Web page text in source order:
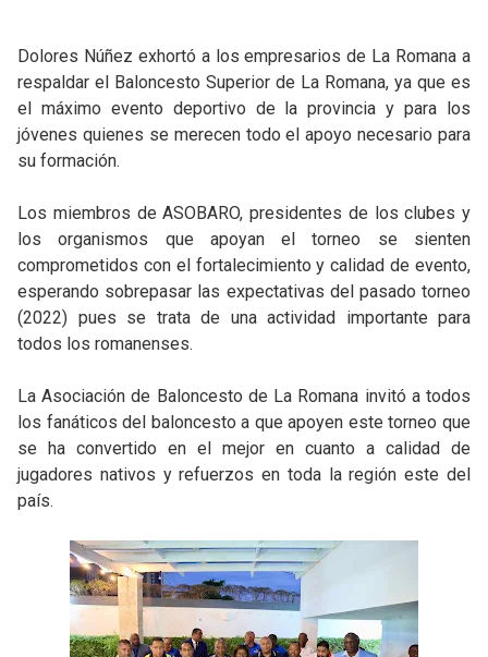
Dolores Núñez exhortó a los empresarios de La Romana a
respaldar el Baloncesto Superior de La Romana, ya que es
el máximo evento deportivo de la provincia y para los
jóvenes quienes se merecen todo el apoyo necesario para
su formación.
Los miembros de ASOBARO, presidentes de los clubes y
los organismos que apoyan el torneo se sienten
comprometidos con el fortalecimiento y calidad de evento,
esperando sobrepasar las expectativas del pasado torneo
(2022) pues se trata de una actividad importante para
todos los romanenses.
La Asociación de Baloncesto de La Romana invitó a todos
los fanáticos del baloncesto a que apoyen este torneo que
se ha convertido en el mejor en cuanto a calidad de
jugadores nativos y refuerzos en toda la región este del
país.